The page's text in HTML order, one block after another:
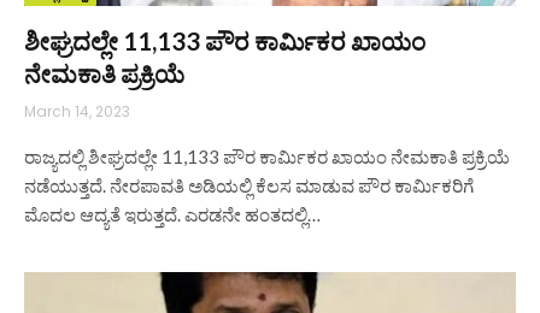
ಶೀಘ್ರದಲ್ಲೇ 11,133 ಪೌರ ಕಾರ್ಮಿಕರ ಖಾಯಂ
ನೇಮಕಾತಿ ಪ್ರಕ್ರಿಯೆ
March 14, 2023
ರಾಜ್ಯದಲ್ಲಿ ಶೀಘ್ರದಲ್ಲೇ 11,133 ಪೌರ ಕಾರ್ಮಿಕರ ಖಾಯಂ ನೇಮಕಾತಿ ಪ್ರಕ್ರಿಯೆ
ನಡೆಯುತ್ತದೆ. ನೇರಪಾವತಿ ಅಡಿಯಲ್ಲಿ ಕೆಲಸ ಮಾಡುವ ಪೌರ ಕಾರ್ಮಿಕರಿಗೆ
ಮೊದಲ ಆದ್ಯತೆ ಇರುತ್ತದೆ. ಎರಡನೇ ಹಂತದಲ್ಲಿ…